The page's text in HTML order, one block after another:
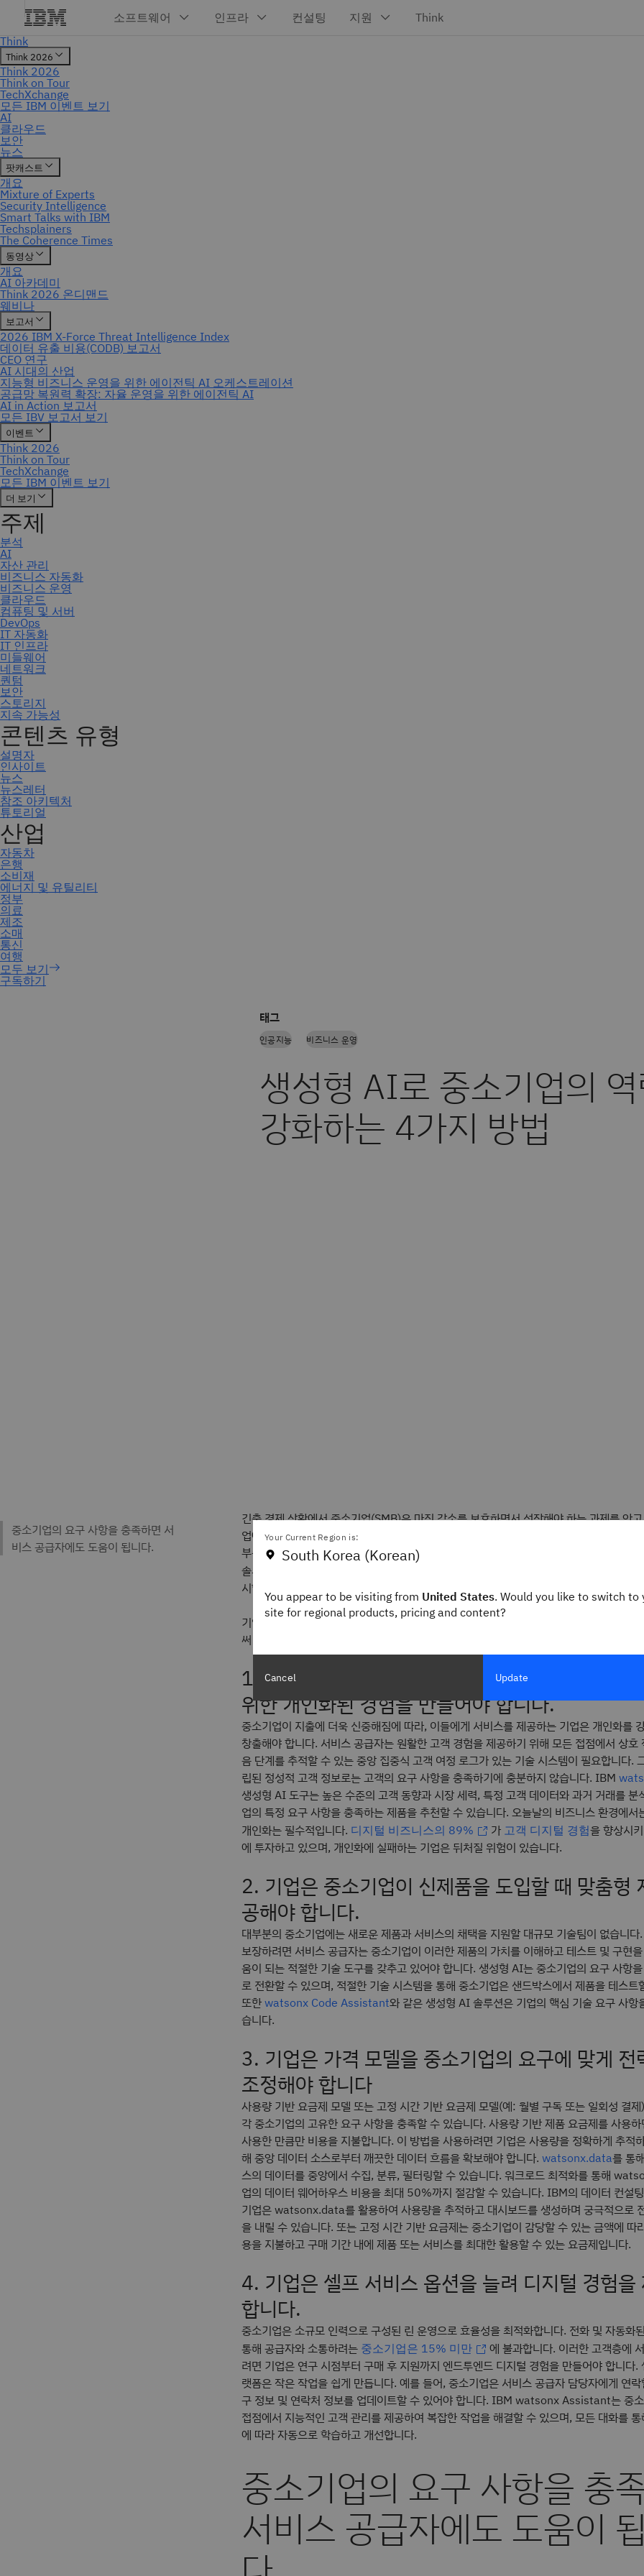
구독하기
태그
인공지능 비즈니스 운영
생성형 AI로 중소기업의
강화하는 4가지 방법
긴축 경제 상황에서 중소기업(SMB)은 마진 감소를 보호하면서 성장해야 하는 과제를 안
업에 비해 중소기업은 경기 침체를 극복하거나 새로운 가치 흐름으로 다각화하는 데 도움
부족합니다. 따라서 중소기업에 서비스를 제공하는 기업은 관리 부담을 줄이고 실질적인
솔루션을 제공해야 합니다.
시할 수 없습니다.
기업은 이러한 4가지 모범 사례를 채택하여 적절한 기술에 투자하고
써 중소기업 고객을 위한 고유한 서비스를 제공할 수 있습니다.
1. 기업은 정성적 및 정량적 데이터를 기반으로 중
위한 개인화된 경험을 만들어야 합니다.
중소기업이 지출에 더욱 신중해짐에 따라, 이들에게 서비스를 제공하는 기업은 개인화를
창출해야 합니다. 서비스 공급자는 원활한 고객 경험을 제공하기 위해 모든 접점에서 상호
음 단계를 추적할 수 있는 중앙 집중식 고객 여정 로그가 있는 기술 시스템이 필요합니다.
립된 정성적 고객 정보로는 고객의 요구 사항을 충족하기에 충분하지 않습니다. IBM
생성형 AI 도구는 높은 수준의 고객 동향과 시장 세력, 특정 고객 데이터와 과거 거래를 분
업의 특정 요구 사항을 충족하는 제품을 추천할 수 있습니다. 오늘날의 비즈니스 환경에서
개인화는 필수적입니다. 디지털 비즈니스의 89% 가 고객 디지털 경험을 향상시
에 투자하고 있으며, 개인화에 실패하는 기업은 뒤처질 위험이 있습니다.
2. 기업은 중소기업이 신제품을 도입할 때 맞춤형
공해야 합니다.
대부분의 중소기업에는 새로운 제품과 서비스의 채택을 지원할 대규모 기술팀이 없습니
보장하려면 서비스 공급자는 중소기업이 이러한 제품의 가치를 이해하고 테스트 및 구현
움이 되는 적절한 기술 도구를 갖추고 있어야 합니다. 생성형 AI는 중소기업의 요구 사항
로 전환할 수 있으며, 적절한 기술 시스템을 통해 중소기업은 샌드박스에서 제품을 테스트
또한 watsonx Code Assistant와 같은 생성형 AI 솔루션은 기업의 핵심 기술 요구 사항
습니다.
3. 기업은 가격 모델을 중소기업의 요구에 맞게 전
조정해야 합니다
사용량 기반 요금제 모델 또는 고정 시간 기반 요금제 모델(예: 월별 구독 또는 일회성 결
각 중소기업의 고유한 요구 사항을 충족할 수 있습니다. 사용량 기반 제품 요금제를 사용
사용한 만큼만 비용을 지불합니다. 이 방법을 사용하려면 기업은 사용량을 정확하게 추적
해 중앙 데이터 소스로부터 깨끗한 데이터 흐름을 확보해야 합니다. watsonx.data를 통
스의 데이터를 중앙에서 수집, 분류, 필터링할 수 있습니다. 워크로드 최적화를 통해
업의 데이터 웨어하우스 비용을 최대 50%까지 절감할 수 있습니다. IBM의 데이터 컨설
기업은 watsonx.data를 활용하여 사용량을 추적하고 대시보드를 생성하며 궁극적으로
을 내릴 수 있습니다. 또는 고정 시간 기반 요금제는 중소기업이 감당할 수 있는 금액에 따
용을 지불하고 구매 기간 내에 제품 또는 서비스를 최대한 활용할 수 있는 요금제입니다.
4. 기업은 셀프 서비스 옵션을 늘려 디지털 경험을
합니다.
중소기업은 소규모 인력으로 구성된 린 운영으로 효율성을 최적화합니다. 전화 및 자동화
통해 공급자와 소통하려는 중소기업은 15% 미만
에 불과합니다. 이러한 고객층에
려면 기업은 연구 시점부터 구매 후 지원까지 엔드투엔드 디지털 경험을 만들어야 합니다.
랫폼은 작은 작업을 쉽게 만듭니다. 예를 들어, 중소기업은 서비스 공급자 담당자에게 연
구 정보 및 연락처 정보를 업데이트할 수 있어야 합니다. IBM watsonx Assistant는 중
접점에서 지능적인 고객 관리를 제공하여 복잡한 작업을 해결할 수 있으며, 모든 대화를
에 따라 자동으로 학습하고 개선합니다.
중소기업의 요구 사항을 충
서비스 공급자에도 도움이
Your Current Region is:
South Korea (Korean)
You appear to be visiting from United States. Would you like to switch to
site for regional products, pricing and content?
Cancel Update